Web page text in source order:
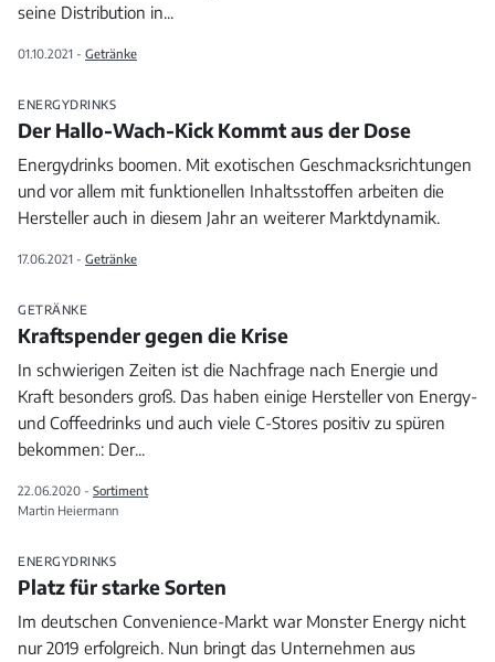
seine Distribution in...
01.10.2021 - Getränke
ENERGYDRINKS
Der Hallo-Wach-Kick Kommt aus der Dose
Energydrinks boomen. Mit exotischen Geschmacksrichtungen
und vor allem mit funktionellen Inhaltsstoffen arbeiten die
Hersteller auch in diesem Jahr an weiterer Marktdynamik.
17.06.2021 - Getränke
GETRÄNKE
Kraftspender gegen die Krise
In schwierigen Zeiten ist die Nachfrage nach Energie und
Kraft besonders groß. Das haben einige Hersteller von Energy-
und Coffeedrinks und auch viele C-Stores positiv zu spüren
bekommen: Der...
22.06.2020 - Sortiment
Martin Heiermann
ENERGYDRINKS
Platz für starke Sorten
Im deutschen Convenience-Markt war Monster Energy nicht
nur 2019 erfolgreich. Nun bringt das Unternehmen aus